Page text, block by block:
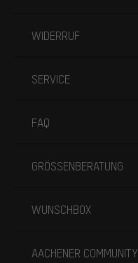
WIDERRUF
SERVICE
FAQ
GRÖSSENBERATUNG
WUNSCHBOX
AACHENER COMMUNITY